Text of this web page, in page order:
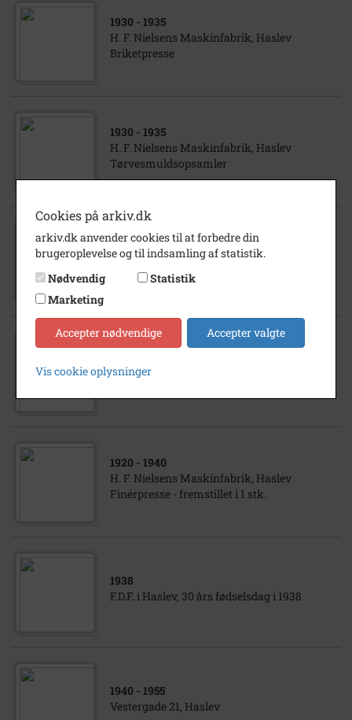
1930 - 1935
H. F. Nielsens Maskinfabrik, Haslev
Briketpresse
1930 - 1935
H. F. Nielsens Maskinfabrik, Haslev
Tørvesmuldsopsamler
1930- 1940
Blochs konditori, Jernbanegade 33, Haslev -
interiør
1935- 1950
Interiør fra snedkermester Chr. Jensen,
1920 - 1940
H. F. Nielsens Maskinfabrik, Haslev
Finérpresse - fremstillet i 1 stk.
1938
F.D.F. i Haslev, 30 års fødselsdag i 1938
1940 - 1955
Vestergade 21, Haslev
Cookies på arkiv.dk
arkiv.dk anvender cookies til at forbedre din
brugeroplevelse og til indsamling af statistik.
Nødvendig
Statistik
Marketing
Accepter nødvendige Accepter valgte
Vis cookie oplysninger